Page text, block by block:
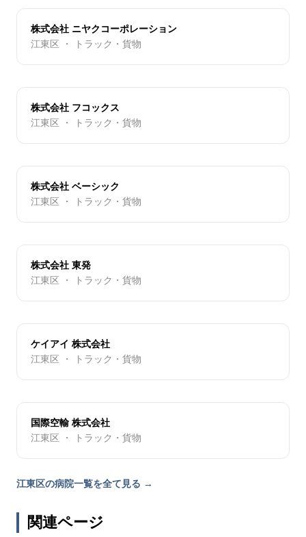
株式会社 ニヤクコーポレーション
江東区 ・ トラック・貨物
株式会社 フコックス
江東区 ・ トラック・貨物
株式会社 ベーシック
江東区 ・ トラック・貨物
株式会社 東発
江東区 ・ トラック・貨物
ケイアイ 株式会社
江東区 ・ トラック・貨物
国際空輸 株式会社
江東区 ・ トラック・貨物
江東区の病院一覧を全て見る →
関連ページ